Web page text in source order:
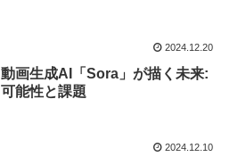
2024.12.20
動画生成AI「Sora」が描く未来:
可能性と課題
2024.12.10